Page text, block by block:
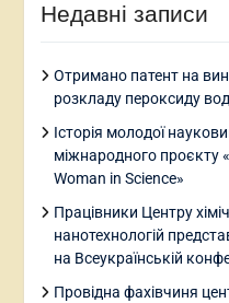
Недавні записи
Отримано патент на
розкладу пероксиду
Історія молодої
міжнародного проєкту
Woman in Science»
Працівники Центру
нанотехнологій
на Всеукраїнській
Провідна фахівчиня